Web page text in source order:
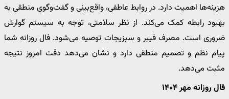
هزینه‌ها اهمیت دارد. در روابط عاطفی، واقع‌بینی و گفت‌وگوی منطقی به
بهبود رابطه کمک می‌کند. از نظر سلامتی، توجه به سیستم گوارش
ضروری است. مصرف فیبر و سبزیجات توصیه می‌شود. فال روزانه شما
پیام نظم و تصمیم منطقی دارد و نشان می‌دهد دقت امروز نتیجه
مثبت می‌دهد.
فال روزانه مهر ۱۴۰۴